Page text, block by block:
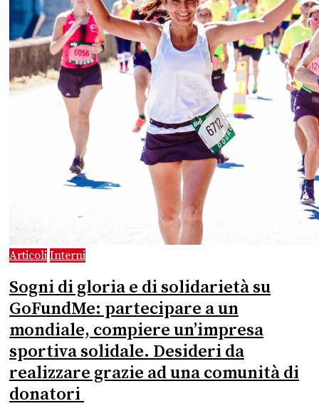
Articoli Interni
Sogni di gloria e di solidarietà su
GoFundMe: partecipare a un
mondiale, compiere un’impresa
sportiva solidale. Desideri da
realizzare grazie ad una comunità di
donatori